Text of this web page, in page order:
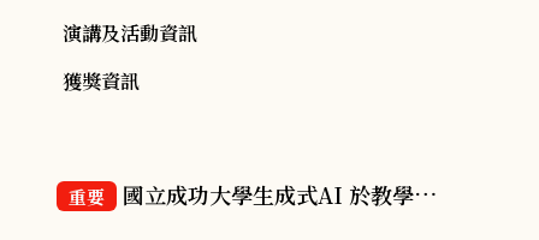
演講及活動資訊
獲獎資訊
重要 國立成功大學生成式AI 於教學研究的學術誠信指引